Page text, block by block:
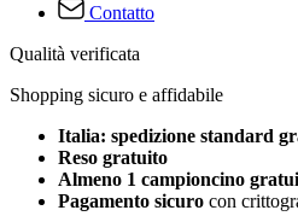
Contatto
Qualità verificata
Shopping sicuro e affidabile
Italia: spedizione standard
Reso gratuito
Almeno 1 campioncino
Pagamento sicuro con